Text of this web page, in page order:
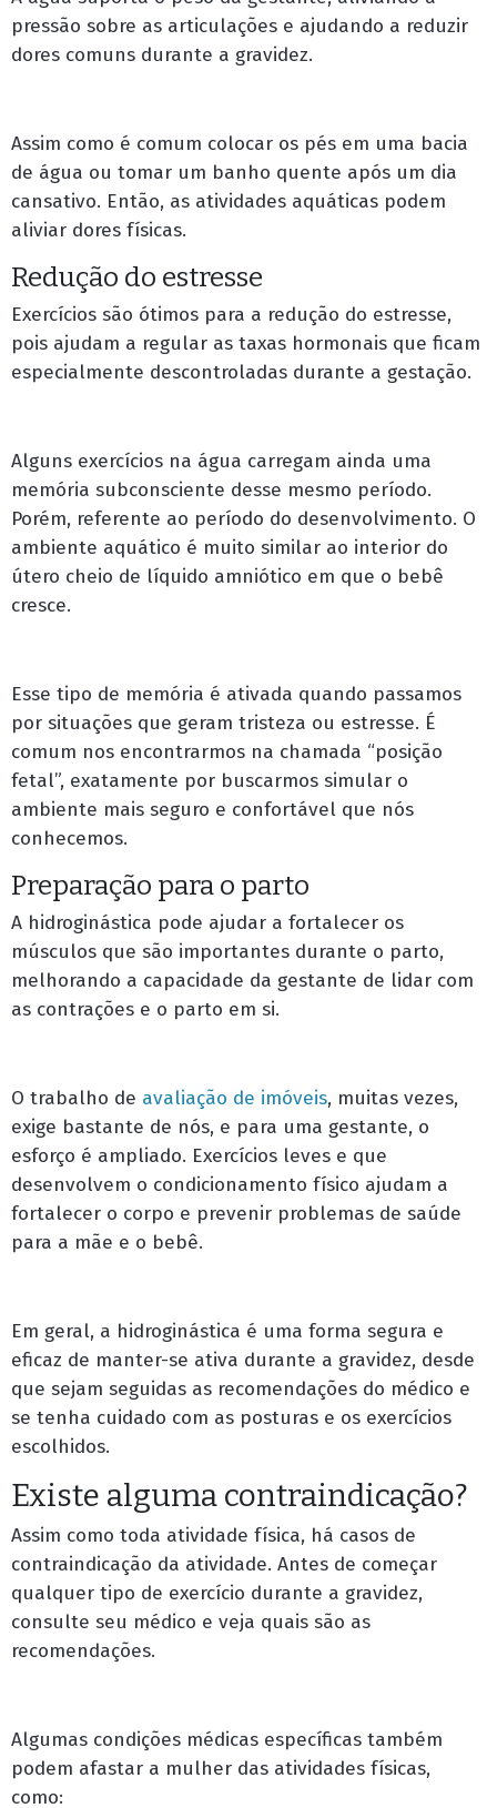
pressão sobre as articulações e ajudando a reduzir
dores comuns durante a gravidez.
Assim como é comum colocar os pés em uma bacia
de água ou tomar um banho quente após um dia
cansativo. Então, as atividades aquáticas podem
aliviar dores físicas.
Redução do estresse
Exercícios são ótimos para a redução do estresse,
pois ajudam a regular as taxas hormonais que ficam
especialmente descontroladas durante a gestação.
Alguns exercícios na água carregam ainda uma
memória subconsciente desse mesmo período.
Porém, referente ao período do desenvolvimento. O
ambiente aquático é muito similar ao interior do
útero cheio de líquido amniótico em que o bebê
cresce.
Esse tipo de memória é ativada quando passamos
por situações que geram tristeza ou estresse. É
comum nos encontrarmos na chamada “posição
fetal”, exatamente por buscarmos simular o
ambiente mais seguro e confortável que nós
conhecemos.
Preparação para o parto
A hidroginástica pode ajudar a fortalecer os
músculos que são importantes durante o parto,
melhorando a capacidade da gestante de lidar com
as contrações e o parto em si.
O trabalho de avaliação de imóveis, muitas vezes,
exige bastante de nós, e para uma gestante, o
esforço é ampliado. Exercícios leves e que
desenvolvem o condicionamento físico ajudam a
fortalecer o corpo e prevenir problemas de saúde
para a mãe e o bebê.
Em geral, a hidroginástica é uma forma segura e
eficaz de manter-se ativa durante a gravidez, desde
que sejam seguidas as recomendações do médico e
se tenha cuidado com as posturas e os exercícios
escolhidos.
Existe alguma contraindicação?
Assim como toda atividade física, há casos de
contraindicação da atividade. Antes de começar
qualquer tipo de exercício durante a gravidez,
consulte seu médico e veja quais são as
recomendações.
Algumas condições médicas específicas também
podem afastar a mulher das atividades físicas,
como: